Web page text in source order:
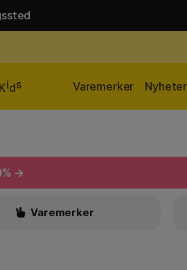
Kids Nyheter
Varemerker
→
Varemerker